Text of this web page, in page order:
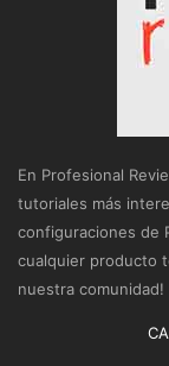
En Profesional
tutoriales más
configuraciones de
cualquier producto
nuestra comunidad!